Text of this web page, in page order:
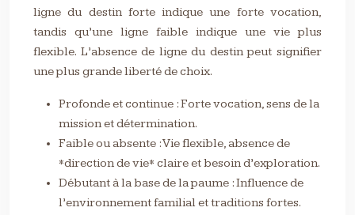
ligne du destin forte indique une forte vocation,
tandis qu’une ligne faible indique une vie plus
flexible. L’absence de ligne du destin peut signifier
une plus grande liberté de choix.
Profonde et continue : Forte vocation, sens de la
mission et détermination.
Faible ou absente : Vie flexible, absence de
*direction de vie* claire et besoin d’exploration.
Débutant à la base de la paume : Influence de
l’environnement familial et traditions fortes.